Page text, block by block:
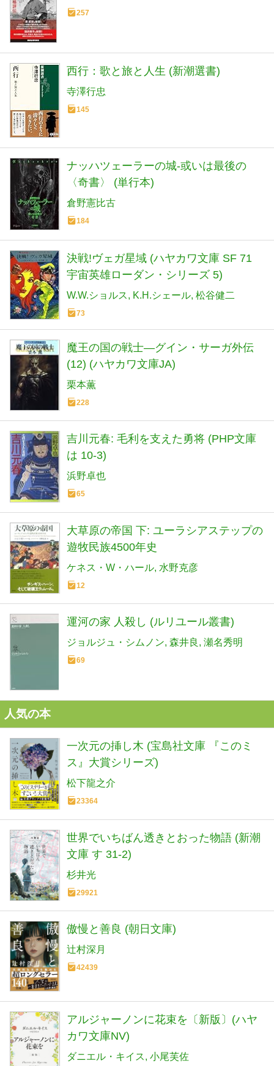
257
西行：歌と旅と人生 (新潮選書)
寺澤行忠
145
ナッハツェーラーの城-或いは最後の
〈奇書〉 (単行本)
倉野憲比古
184
決戦!ヴェガ星域 (ハヤカワ文庫 SF 71
宇宙英雄ローダン・シリーズ 5)
W.W.ショルス K.H.シェール 松谷健二
73
魔王の国の戦士―グイン・サーガ外伝
(12) (ハヤカワ文庫JA)
栗本薫
228
吉川元春: 毛利を支えた勇将 (PHP文庫
は 10-3)
浜野卓也
65
大草原の帝国 下: ユーラシアステップの
遊牧民族4500年史
ケネス・W・ハール 水野克彦
12
運河の家 人殺し (ルリユール叢書)
ジョルジュ・シムノン 森井良 瀬名秀明
69
人気の本
一次元の挿し木 (宝島社文庫 『このミ
ス』大賞シリーズ)
松下龍之介
23364
世界でいちばん透きとおった物語 (新潮
文庫 す 31-2)
杉井光
29921
傲慢と善良 (朝日文庫)
辻村深月
42439
アルジャーノンに花束を〔新版〕(ハヤ
カワ文庫NV)
ダニエル・キイス 小尾芙佐